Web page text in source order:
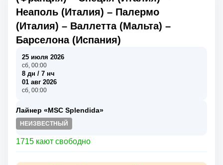
Неаполь (Италия) – Палермо
(Италия) – Валлетта (Мальта) –
Барселона (Испания)
25 июля 2026
сб, 00:00
8 дн / 7 нч
01 авг 2026
сб, 00:00
Лайнер «MSC Splendida»
НЕИЗВЕСТНЫЙ
1715 кают свободно